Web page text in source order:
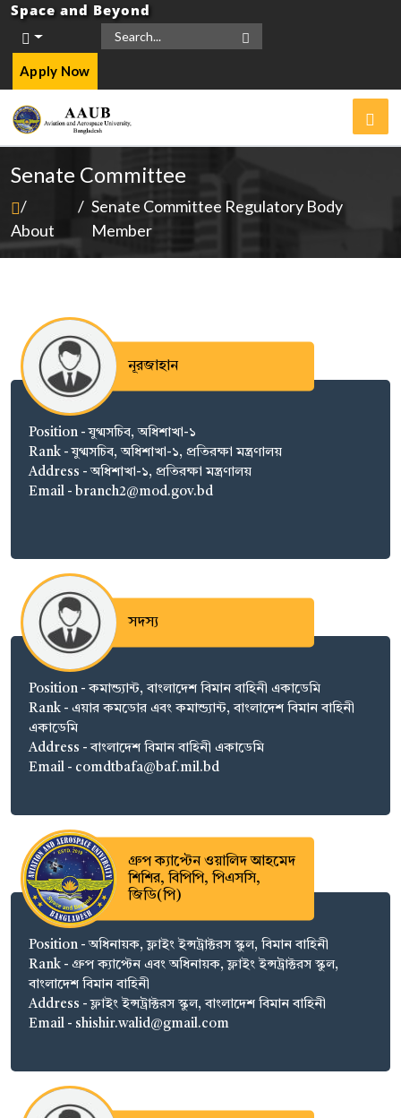
Space and Beyond
Apply Now
Senate Committee
/
About
/ Senate Committee Regulatory Body
Member
নূরজাহান
Position - যুগ্মসচিব, অধিশাখা-১
Rank - যুগ্মসচিব, অধিশাখা-১, প্রতিরক্ষা মন্ত্রণালয়
Address - অধিশাখা-১, প্রতিরক্ষা মন্ত্রণালয়
Email - branch2@mod.gov.bd
সদস্য
Position - কমান্ড্যান্ট, বাংলাদেশ বিমান বাহিনী একাডেমি
Rank - এয়ার কমডোর এবং কমান্ড্যান্ট, বাংলাদেশ বিমান বাহিনী
একাডেমি
Address - বাংলাদেশ বিমান বাহিনী একাডেমি
Email - comdtbafa@baf.mil.bd
গ্রুপ ক্যাপ্টেন ওয়ালিদ আহমেদ
শিশির, বিপিপি, পিএসসি,
জিডি(পি)
Position - অধিনায়ক, ফ্লাইং ইন্সট্রাক্টরস স্কুল, বিমান বাহিনী
Rank - গ্রুপ ক্যাপ্টেন এবং অধিনায়ক, ফ্লাইং ইন্সট্রাক্টরস স্কুল,
বাংলাদেশ বিমান বাহিনী
Address - ফ্লাইং ইন্সট্রাক্টরস স্কুল, বাংলাদেশ বিমান বাহিনী
Email - shishir.walid@gmail.com